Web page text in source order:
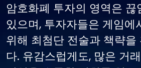
암호화폐 투자의 영역은
있으며, 투자자들은 게임에
위해 최첨단 전술과 책략
다. 유감스럽게도, 많은 거